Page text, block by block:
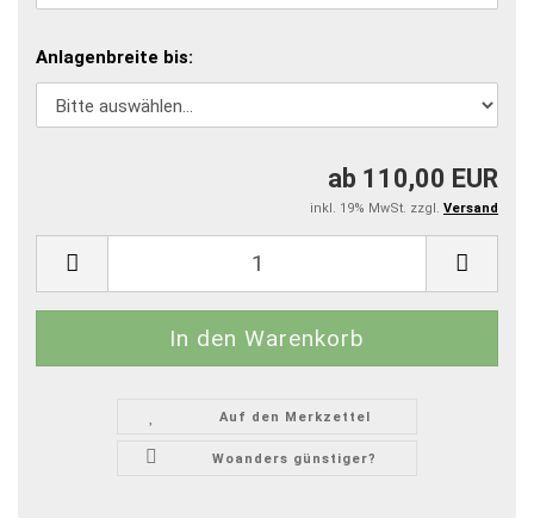
Anlagenbreite bis:
ab 110,00 EUR
inkl. 19% MwSt. zzgl. Versand
Auf den Merkzettel
Woanders günstiger?